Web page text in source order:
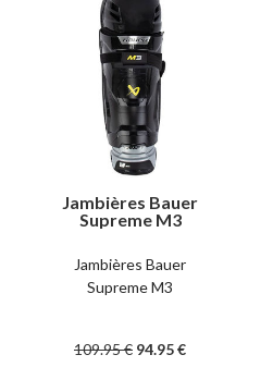
Jambières Bauer
Supreme M3
Jambières Bauer
Supreme M3
109.95€ 94.95€